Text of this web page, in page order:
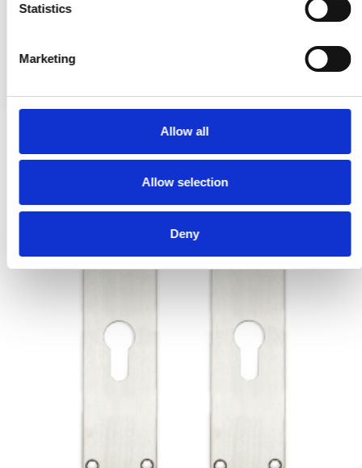
Statistics
Marketing
Allow all
Allow selection
Deny
64,00 €